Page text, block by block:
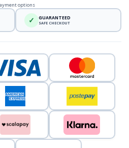
options
✓ GUARANTEED
SAFE CHECKOUT